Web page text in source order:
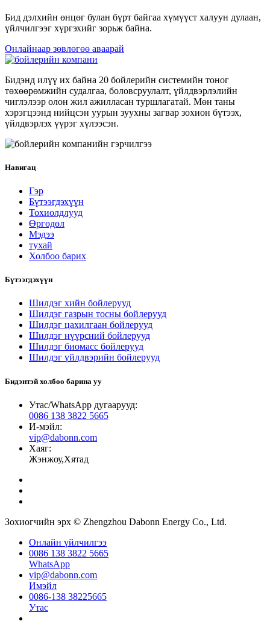
Бид дэлхийн өнцөг булан бүрт байгаа хүмүүст халуун дулаан,
үйлчилгээг хүргэхийг зорьж байна.
Онлайнаар зөвлөгөө аваарай
Бидэнд илүү их байна 20 бойлерийн системийн тоног
төхөөрөмжийн судалгаа, боловсруулалт, үйлдвэрлэлийн
чиглэлээр олон жил ажилласан туршлагатай. Мөн таны
хэрэгцээнд нийцсэн уурын зуухны загвар зохион бүтээх,
үйлдвэрлэх үүрэг хүлээсэн.
Навигац
Гэр
Бүтээгдэхүүн
Тохиолдлууд
Өргөдөл
Мэдээ
тухай
Холбоо барих
Бүтээгдэхүүн
Шилдэг хийн бойлерууд
Шилдэг газрын тосны бойлерууд
Шилдэг цахилгаан бойлерууд
Шилдэг нүүрсний бойлерууд
Шилдэг биомасс бойлерууд
Шилдэг үйлдвэрийн бойлерууд
Бидэнтэй холбоо барина уу
Утас/WhatsApp дугаарууд:
0086 138 3822 5665
И-мэйл:
vip@dabonn.com
Хаяг:
Жэнжоу,Хятад
Зохиогчийн эрх © Zhengzhou Dabonn Energy Co., Ltd.
Онлайн үйлчилгээ
0086 138 3822 5665
WhatsApp
vip@dabonn.com
Имэйл
0086-138 38225665
Утас